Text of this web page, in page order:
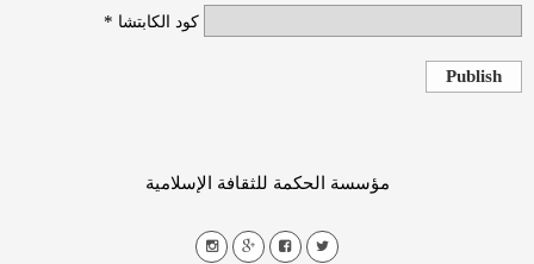
كود الكابتشا *
Publish
مؤسسة الحكمة للثقافة الإسلامية